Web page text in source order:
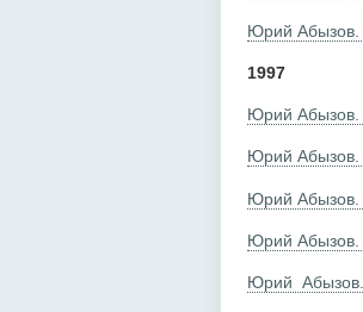
Юрий Абызов.
1997
Юрий Абызов.
Юрий Абызов.
Юрий Абызов.
Юрий
Юрий Абызов.